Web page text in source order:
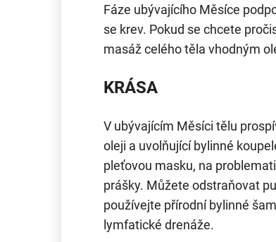
Fáze ubývajícího Měsíce
se krev. Pokud se chcete
masáž celého těla vhodným
KRÁSA
V ubývajícím Měsíci tělu
oleji a uvolňující bylinné
pleťovou masku, na
prášky. Můžete odstraňovat
používejte přírodní bylinné
lymfatické drenáže.